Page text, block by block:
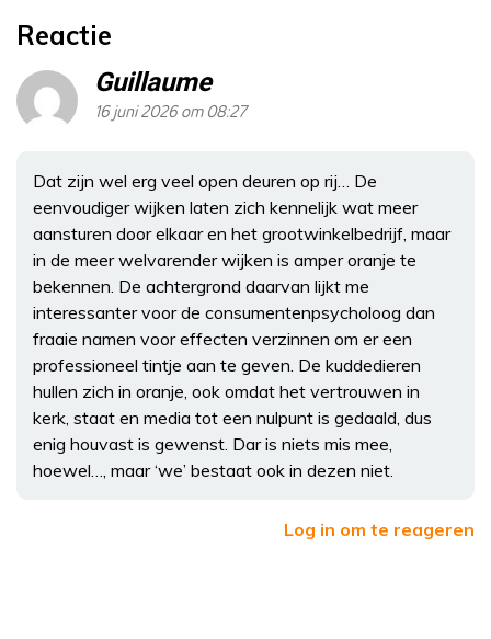
Reactie
Guillaume
16 juni 2026 om 08:27
Dat zijn wel erg veel open deuren op rij… De
eenvoudiger wijken laten zich kennelijk wat meer
aansturen door elkaar en het grootwinkelbedrijf, maar
in de meer welvarender wijken is amper oranje te
bekennen. De achtergrond daarvan lijkt me
interessanter voor de consumentenpsycholoog dan
fraaie namen voor effecten verzinnen om er een
professioneel tintje aan te geven. De kuddedieren
hullen zich in oranje, ook omdat het vertrouwen in
kerk, staat en media tot een nulpunt is gedaald, dus
enig houvast is gewenst. Dar is niets mis mee,
hoewel…, maar ‘we’ bestaat ook in dezen niet.
Log in om te reageren